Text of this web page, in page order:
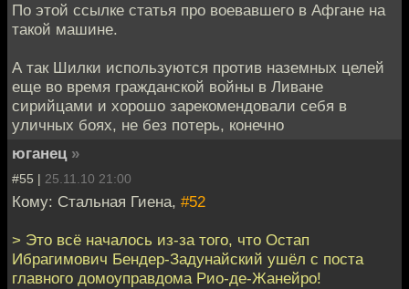
По этой ссылке статья про воевавшего в Афгане на
такой машине.
А так Шилки используются против наземных целей
еще во время гражданской войны в Ливане
сирийцами и хорошо зарекомендовали себя в
уличных боях, не без потерь, конечно
юганец »
#55 | 25.11.10 21:00
Кому: Стальная Гиена, #52
> Это всё началось из-за того, что Остап
Ибрагимович Бендер-Задунайский ушёл с поста
главного домоуправдома Рио-де-Жанейро!